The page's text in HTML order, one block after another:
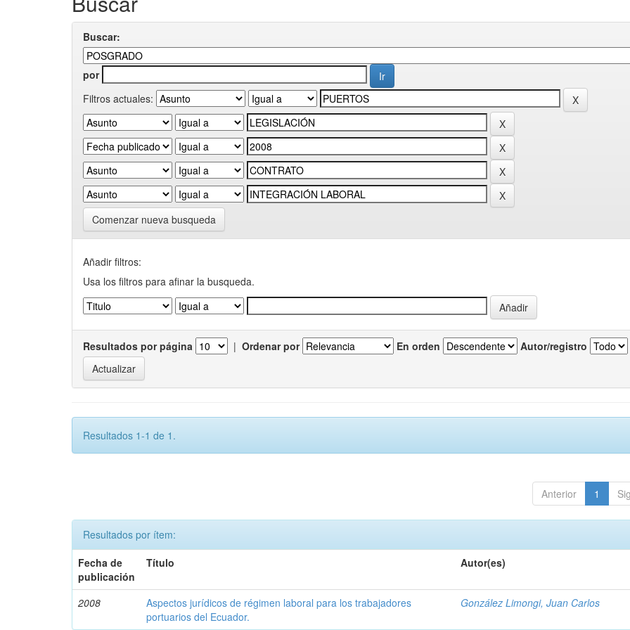
Buscar:
por
Filtros actuales:
Comenzar nueva busqueda
Añadir filtros:
Usa los filtros para afinar la busqueda.
Resultados por página | Ordenar por En orden Autor/registro
Resultados 1-1 de 1.
Anterior 1
Resultados por ítem:
Fecha de
publicación
Título Autor(es)
2008
Aspectos jurídicos de régimen laboral para los trabajadores
portuarios del Ecuador.
González Limongi, Juan Carlos